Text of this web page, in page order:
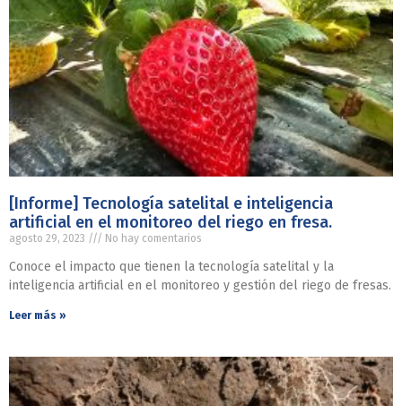
[Informe] Tecnología satelital e inteligencia
artificial en el monitoreo del riego en fresa.
agosto 29, 2023 No hay comentarios
Conoce el impacto que tienen la tecnología satelital y la
inteligencia artificial en el monitoreo y gestión del riego de fresas.
Leer más »